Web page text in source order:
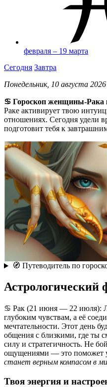
февраля – 19 марта
Сегодня Завтра
Понедельник, 10 августа 2026
♋ Гороскоп женщины-Рака
Раке активирует твою
отношениях. Сегодня удели
подготовит тебя к
🧭 Путеводитель по
Астрологический
♋ Рак (21 июня — 22 июля):
глубоким чувствам, а её
мечтательности. Этот день
общения с близкими, где ты
силу и стратегичность. Не
ощущениями — это поможет
станет верным компасом в
Твоя энергия и